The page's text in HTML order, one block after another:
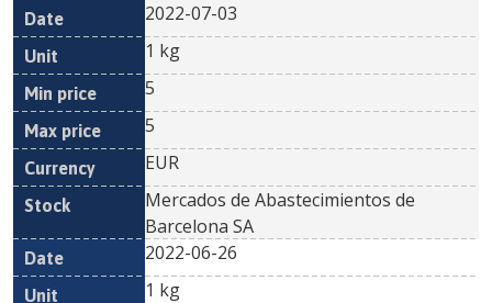
2022-07-03
1 kg
5
5
EUR
Mercados de Abastecimientos de
Barcelona SA
2022-06-26
1 kg